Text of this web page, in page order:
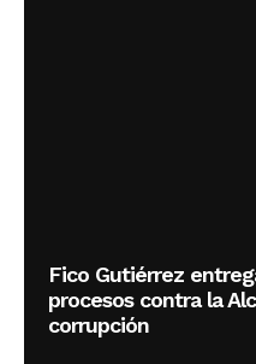
Fico Gutiérrez
procesos contra la
corrupción